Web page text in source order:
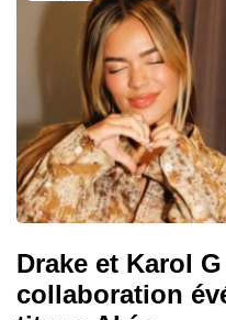
Drake et Karol
collaboration